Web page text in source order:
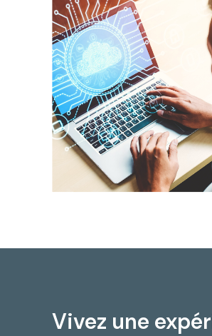
Vivez une